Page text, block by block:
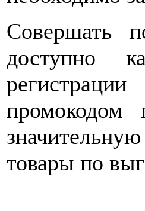
Совершать
доступно
промокодом
товары по